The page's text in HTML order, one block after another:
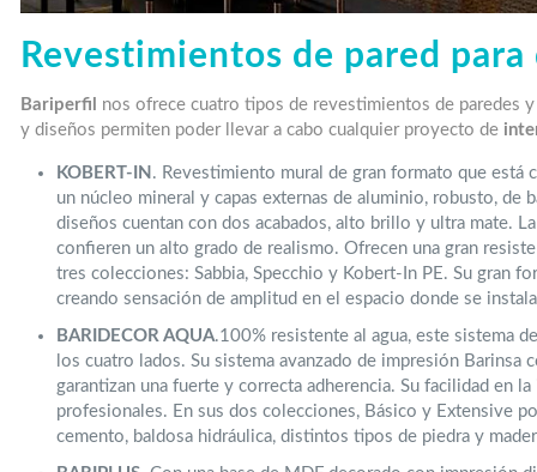
Revestimientos de pared
Bariperfil
nos ofrece cuatro tipos de revestimientos de paredes
y diseños permiten poder llevar a cabo cualquier proyecto de
KOBERT-IN . Revestimiento mural de gran formato que está
un núcleo mineral y capas externas de aluminio, robusto, de
diseños cuentan con dos acabados, alto brillo y ultra mate.
confieren un alto grado de realismo. Ofrecen una gran
tres colecciones: Sabbia, Specchio y Kobert-In PE. Su gran
creando sensación de amplitud en el espacio donde se
BARIDECOR AQUA.100% resistente al agua, este sistema
los cuatro lados. Su sistema avanzado de impresión Barinsa
garantizan una fuerte y correcta adherencia. Su facilidad en
profesionales. En sus dos colecciones, Básico y Extensive
cemento, baldosa hidráulica, distintos tipos de piedra y